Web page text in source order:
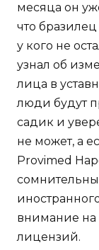
месяца он
что
у кого не
узнал об
лица в
люди будут
садик и
не может, а
Provimed
внимание на
лицензий.